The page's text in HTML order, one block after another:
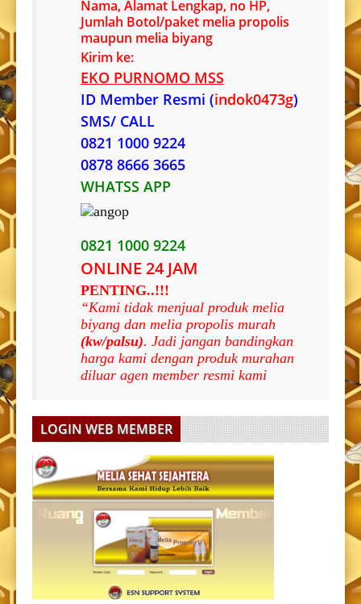
Nama, Alamat Lengkap, no HP,
Jumlah Botol/paket melia propolis
maupun melia biyang
Kirim ke:
EKO PURNOMO MSS
ID Member Resmi (indok0473g)
SMS/ CALL
0821 1000 9224
0878 8666 3665
WHATSS APP
0821 1000 9224
ONLINE 24 JAM
PENTING..!!!
“Kami tidak menjual produk melia
biyang dan melia propolis murah
(kw/palsu). Jadi jangan bandingkan
harga kami dengan produk murahan
diluar agen member resmi kami
LOGIN WEB MEMBER